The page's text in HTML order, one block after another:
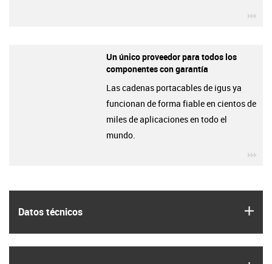
Datos técnicos
Un único proveedor para todos los
componentes con garantía
Las cadenas portacables de igus ya
funcionan de forma fiable en cientos de
miles de aplicaciones en todo el
mundo.